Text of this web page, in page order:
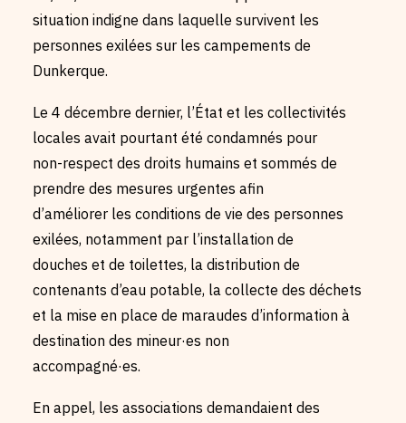
situation indigne dans laquelle survivent les
personnes exilées sur les campements de
Dunkerque.
Le 4 décembre dernier, l’État et les collectivités
locales avait pourtant été condamnés pour
non-respect des droits humains et sommés de
prendre des mesures urgentes afin
d’améliorer les conditions de vie des personnes
exilées, notamment par l’installation de
douches et de toilettes, la distribution de
contenants d’eau potable, la collecte des déchets
et la mise en place de maraudes d’information à
destination des mineur·es non
accompagné·es.
En appel, les associations demandaient des